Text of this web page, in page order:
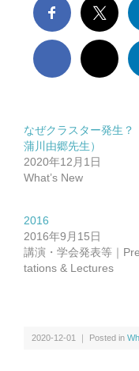
社会疫
現在進行中
なぜクラスター発生？
蒲川由郷先生）
2020年12月1日
What’s New
2016
2016年9月15日
講演・学会発表等｜
tations & Lectures
2020-12-01 ｜ Posted in